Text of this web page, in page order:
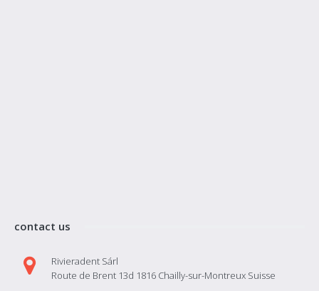
contact us
Rivieradent Sárl
Route de Brent 13d 1816 Chailly-sur-Montreux Suisse